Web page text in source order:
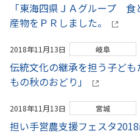
「東海四県ＪＡグループ
産物をＰＲしました。
2018年11月13日 岐阜
伝統文化の継承を担う子ど
もの秋のおどり」
2018年11月13日 宮城
担い手営農支援フェスタ